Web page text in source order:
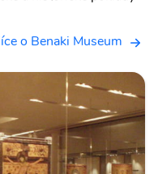
o Benaki Museum